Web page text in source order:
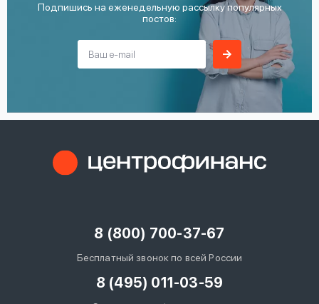
Подпишись на еженедельную рассылку популярных
постов:
8 (800) 700-37-67
Бесплатный звонок по всей России
8 (495) 011-03-59